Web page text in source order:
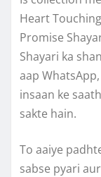
Heart
Promise
Shayari ka
aap
insaan ke
sakte hain.
To aaiye
sabse pyari